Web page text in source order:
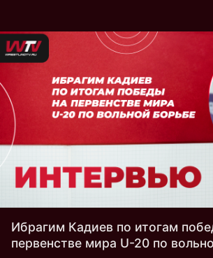
Ибрагим Кадиев по итогам
первенстве мира U-20 по